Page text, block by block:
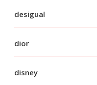
desigual
dior
disney